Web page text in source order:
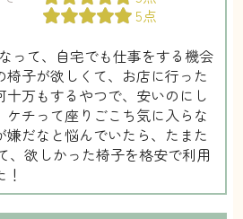
5点
って、自宅でも仕事をする機会
椅子が欲しくて、お店に行った
十万もするやつで、安いのにし
ケチって座りごこち気に入らな
だなと悩んでいたら、たまた
、欲しかった椅子を格安で利用